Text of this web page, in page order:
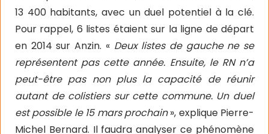
13 400 habitants, avec un duel potentiel à la clé.
Pour rappel, 6 listes étaient sur la ligne de départ
en 2014 sur Anzin. « Deux listes de gauche ne se
représentent pas cette année. Ensuite, le RN n’a
peut-être pas non plus la capacité de réunir
autant de colistiers sur cette commune. Un duel
est possible le 15 mars prochain», explique Pierre-
Michel Bernard. Il faudra analyser ce phénomène